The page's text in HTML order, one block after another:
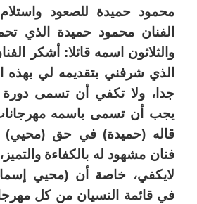
محمود حميدة للصعود
الفنان محمود حميدة الذي
والثلاثون اسمه قائلا: أشكر
الذي شرفني بتقديمه لي بهذه
جدا، ولا تكفي أن تسمى
يجب أن تسمى باسمه
قاله (حميدة) في حق (محيي)
فنان مشهود له بالكفاءة
لايكفي، خاصة أن (محيي
في قائمة النسيان من كل